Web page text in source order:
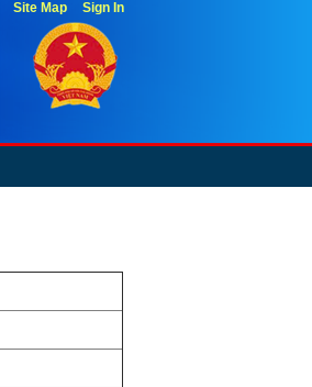
Site Map Sign In